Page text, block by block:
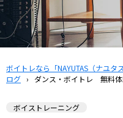
ボイトレなら「NAYUTAS（ナユタス
ログ › ダンス・ボイトレ 無料
ボイストレーニング